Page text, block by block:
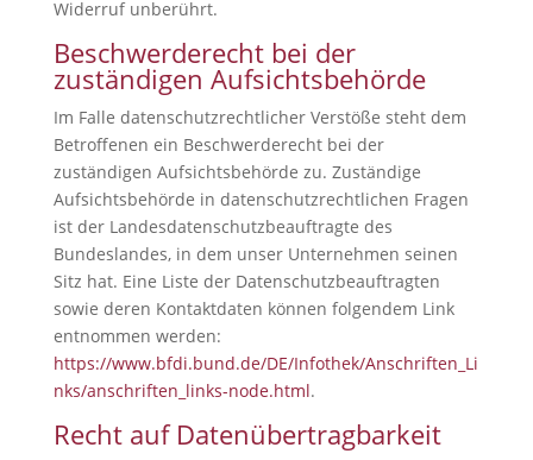
Widerruf unberührt.
Beschwerderecht bei der
zuständigen Aufsichtsbehörde
Im Falle datenschutzrechtlicher Verstöße steht dem
Betroffenen ein Beschwerderecht bei der
zuständigen Aufsichtsbehörde zu. Zuständige
Aufsichtsbehörde in datenschutzrechtlichen Fragen
ist der Landesdatenschutzbeauftragte des
Bundeslandes, in dem unser Unternehmen seinen
Sitz hat. Eine Liste der Datenschutzbeauftragten
sowie deren Kontaktdaten können folgendem Link
entnommen werden:
https://www.bfdi.bund.de/DE/Infothek/Anschriften_Li
nks/anschriften_links-node.html.
Recht auf Datenübertragbarkeit